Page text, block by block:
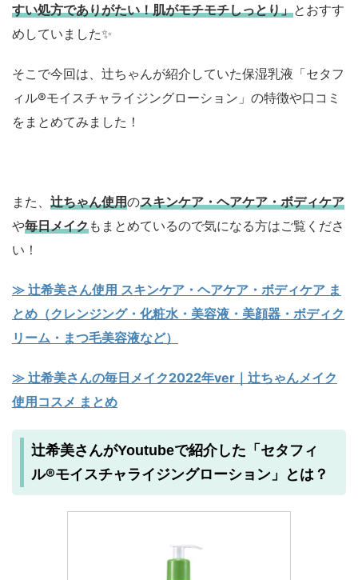
すい処方でありがたい！肌がモチモチしっとり」とおすす
めしていました✨
そこで今回は、辻ちゃんが紹介していた保湿乳液「セタフ
ィル®モイスチャライジングローション」の特徴や口コミ
をまとめてみました！
また、 辻ちゃん使用のスキンケア・ヘアケア・ボディケア
や毎日メイクもまとめているので気になる方はご覧くださ
い！
≫ 辻希美さん使用 スキンケア・ヘアケア・ボディケア ま
とめ（クレンジング・化粧水・美容液・美顔器・ボディク
リーム・まつ毛美容液など）
≫ 辻希美さんの毎日メイク2022年ver｜辻ちゃんメイク
使用コスメ まとめ
辻希美さんがYoutubeで紹介した「 セタフィ
ル®モイスチャライジングローション 」とは？